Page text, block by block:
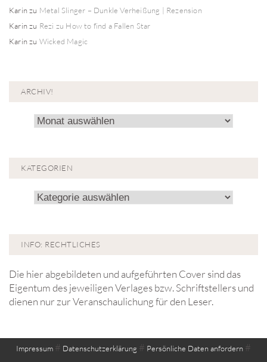
Karinzu Metal Slinger – Dunkle Verheißung | Rezension
Karinzu Rezi zu How to find a Fallen Star
Karinzu Wicked Magic
ARCHIV!
Archiv!
KATEGORIEN
Kategorien
INFO: RECHTLICHES
Die hier abgebildeten und aufgeführten Cover sind das
Eigentum des jeweiligen Verlages bzw. Schriftstellers und
dienen nur zur Veranschaulichung für den Leser.
Impressum # Datenschutzerklärung # Persönliche Daten anfordern #